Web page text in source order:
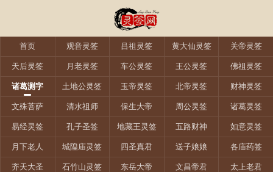
首页 观音灵签 吕祖灵签 黄大仙灵签 关帝灵签
天后灵签 月老灵签 车公灵签 王公灵签 佛祖灵签
诸葛测字 土地公灵签 玉帝灵签 北帝灵签 财神灵签
文殊菩萨 清水祖师 保生大帝 周公灵签 诸葛灵签
易经灵签 孔子圣签 地藏王灵签 五路财神 如意灵签
月下老人 城隍庙灵签 四圣真君 送子娘娘 各庙药签
齐天大圣 石竹山灵签 东岳大帝 文昌帝君 太上老君